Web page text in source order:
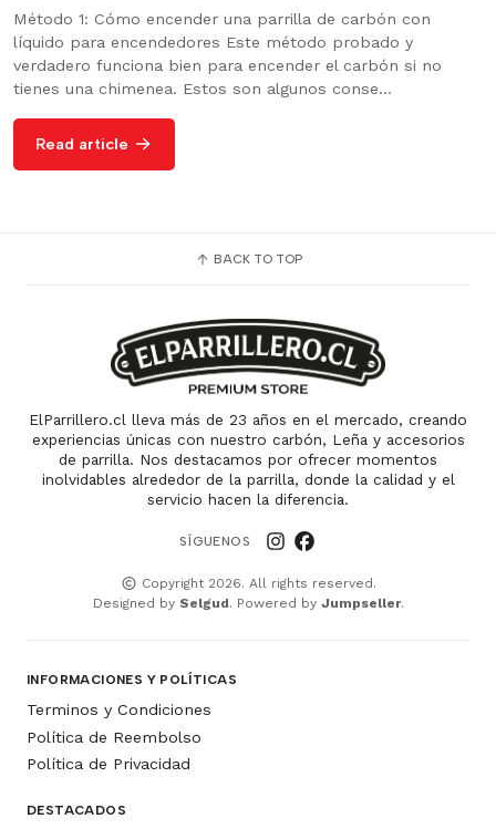
Método 1: Cómo encender una parrilla de carbón con
líquido para encendedores Este método probado y
verdadero funciona bien para encender el carbón si no
tienes una chimenea. Estos son algunos conse...
Read article
BACK TO TOP
ElParrillero.cl lleva más de 23 años en el mercado, creando
experiencias únicas con nuestro carbón, Leña y accesorios
de parrilla. Nos destacamos por ofrecer momentos
inolvidables alrededor de la parrilla, donde la calidad y el
servicio hacen la diferencia.
SÍGUENOS
Copyright 2026. All rights reserved.
Designed by Selgud. Powered by Jumpseller.
INFORMACIONES Y POLÍTICAS
Terminos y Condiciones
Política de Reembolso
Política de Privacidad
DESTACADOS